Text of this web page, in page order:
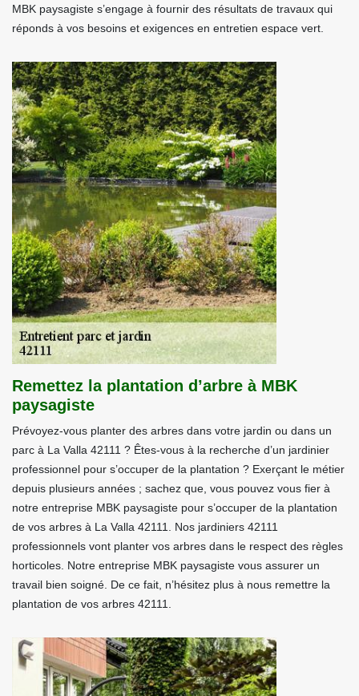
MBK paysagiste s’engage à fournir des résultats de travaux qui
réponds à vos besoins et exigences en entretien espace vert.
Remettez la plantation d’arbre à MBK
paysagiste
Prévoyez-vous planter des arbres dans votre jardin ou dans un
parc à La Valla 42111 ? Êtes-vous à la recherche d’un jardinier
professionnel pour s’occuper de la plantation ? Exerçant le métier
depuis plusieurs années ; sachez que, vous pouvez vous fier à
notre entreprise MBK paysagiste pour s’occuper de la plantation
de vos arbres à La Valla 42111. Nos jardiniers 42111
professionnels vont planter vos arbres dans le respect des règles
horticoles. Notre entreprise MBK paysagiste vous assurer un
travail bien soigné. De ce fait, n’hésitez plus à nous remettre la
plantation de vos arbres 42111.